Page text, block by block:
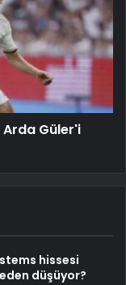
Güler'i
hissesi
düşüyor?